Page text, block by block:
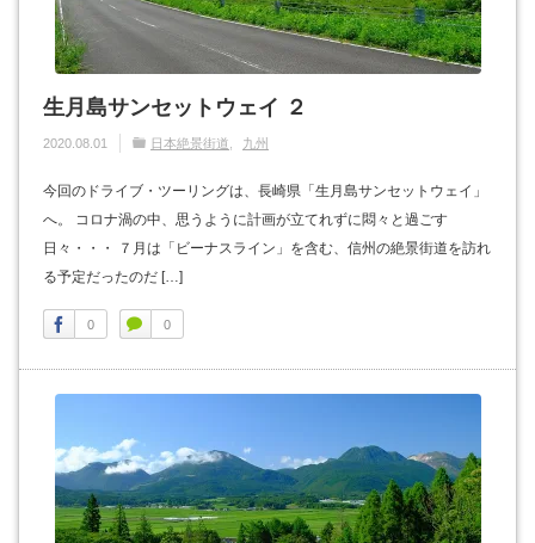
生月島サンセットウェイ ２
2020.08.01 日本絶景街道 九州
今回のドライブ・ツーリングは、長崎県「生月島サンセットウェイ」
へ。 コロナ渦の中、思うように計画が立てれずに悶々と過ごす
日々・・・ ７月は「ビーナスライン」を含む、信州の絶景街道を訪れ
る予定だったのだ […]
0 0